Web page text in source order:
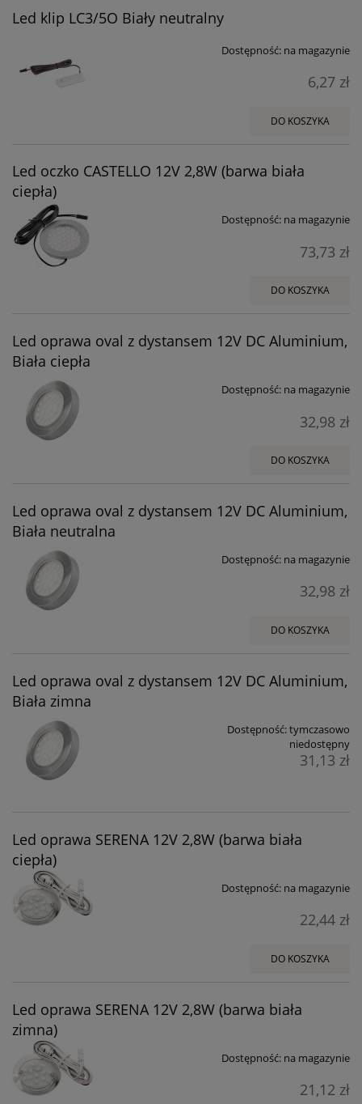
Led klip LC3/5O Biały neutralny
Dostępność: na magazynie
6,27 zł
DO KOSZYKA
Led oczko CASTELLO 12V 2,8W (barwa biała
ciepła)
Dostępność: na magazynie
73,73 zł
DO KOSZYKA
Led oprawa oval z dystansem 12V DC Aluminium,
Biała ciepła
Dostępność: na magazynie
32,98 zł
DO KOSZYKA
Led oprawa oval z dystansem 12V DC Aluminium,
Biała neutralna
Dostępność: na magazynie
32,98 zł
DO KOSZYKA
Led oprawa oval z dystansem 12V DC Aluminium,
Biała zimna
Dostępność:tymczasowo
niedostępny
31,13 zł
Led oprawa SERENA 12V 2,8W (barwa biała
ciepła)
Dostępność: na magazynie
22,44 zł
DO KOSZYKA
Led oprawa SERENA 12V 2,8W (barwa biała
zimna)
Dostępność: na magazynie
21,12 zł